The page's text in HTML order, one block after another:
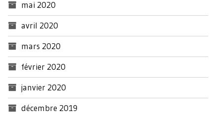
mai 2020
avril 2020
mars 2020
février 2020
janvier 2020
décembre 2019